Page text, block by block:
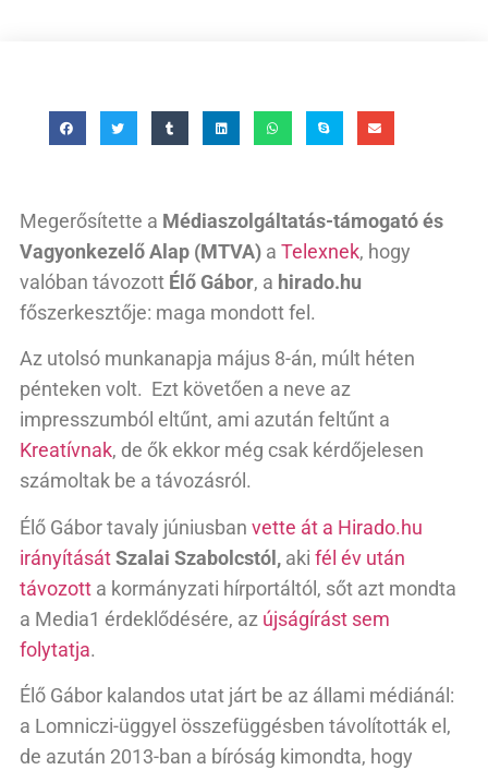
Megerősítette a Médiaszolgáltatás-támogató és
Vagyonkezelő Alap (MTVA) a Telexnek, hogy
valóban távozott Élő Gábor, a hirado.hu
főszerkesztője: maga mondott fel.
Az utolsó munkanapja május 8-án, múlt héten
pénteken volt. Ezt követően a neve az
impresszumból eltűnt, ami azután feltűnt a
Kreatívnak, de ők ekkor még csak kérdőjelesen
számoltak be a távozásról.
Élő Gábor tavaly júniusban vette át a Hirado.hu
irányításátSzalai Szabolcstól, aki fél év után
távozott a kormányzati hírportáltól, sőt azt mondta
a Media1 érdeklődésére, az újságírást sem
folytatja.
Élő Gábor kalandos utat járt be az állami médiánál:
a Lomniczi-üggyel összefüggésben távolították el,
de azután 2013-ban a bíróság kimondta, hogy